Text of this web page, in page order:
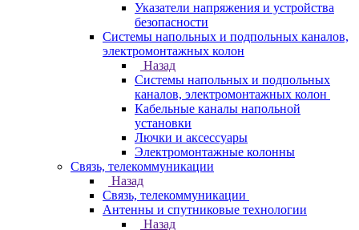
Указатели напряжения и устройства
безопасности
Системы напольных и подпольных каналов,
электромонтажных колон
Назад
Системы напольных и подпольных
каналов, электромонтажных колон
Кабельные каналы напольной
установки
Лючки и аксессуары
Электромонтажные колонны
Связь, телекоммуникации
Назад
Связь, телекоммуникации
Антенны и спутниковые технологии
Назад